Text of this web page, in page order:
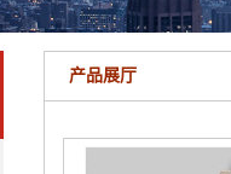
产品展厅